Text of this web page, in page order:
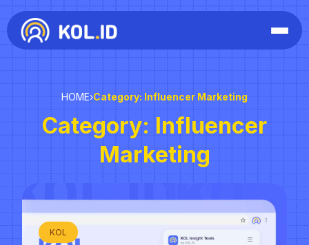
HOME›Category: Influencer Marketing
Category: Influencer
Marketing
KOL